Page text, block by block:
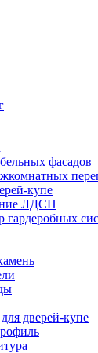
фасадов
купе
ЛДСП
гардеробных
дверей-купе